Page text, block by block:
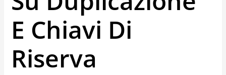
E Chiavi Di
Riserva